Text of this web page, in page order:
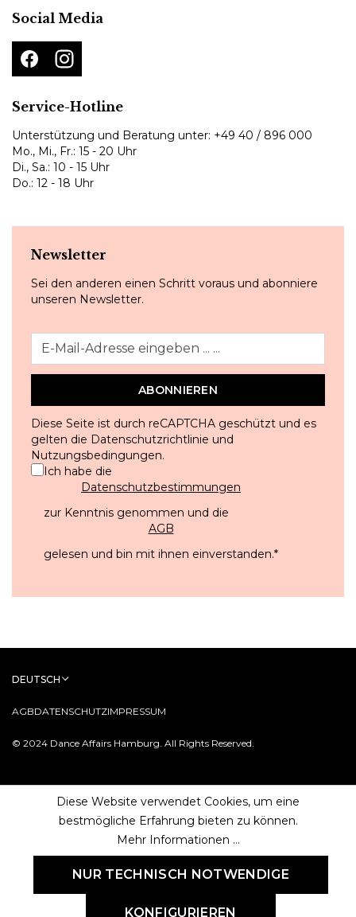
Social Media
Service-Hotline
Unterstützung und Beratung unter: +49 40 / 896 000
Mo., Mi., Fr.: 15 - 20 Uhr
Di., Sa.: 10 - 15 Uhr
Do.: 12 - 18 Uhr
Newsletter
Sei den anderen einen Schritt voraus und abonniere
unseren Newsletter.
ABONNIEREN
Diese Seite ist durch reCAPTCHA geschützt und es
gelten die Datenschutzrichtlinie und
Nutzungsbedingungen.
Ich habe die
Datenschutzbestimmungen
zur Kenntnis genommen und die
AGB
gelesen und bin mit ihnen einverstanden.*
© 2024 Dance Affairs Hamburg. All Rights Reserved.
AGBDATENSCHUTZIMPRESSUM
DEUTSCH
Diese Website verwendet Cookies, um eine
bestmögliche Erfahrung bieten zu können.
Mehr Informationen ...
NUR TECHNISCH NOTWENDIGE
KONFIGURIEREN